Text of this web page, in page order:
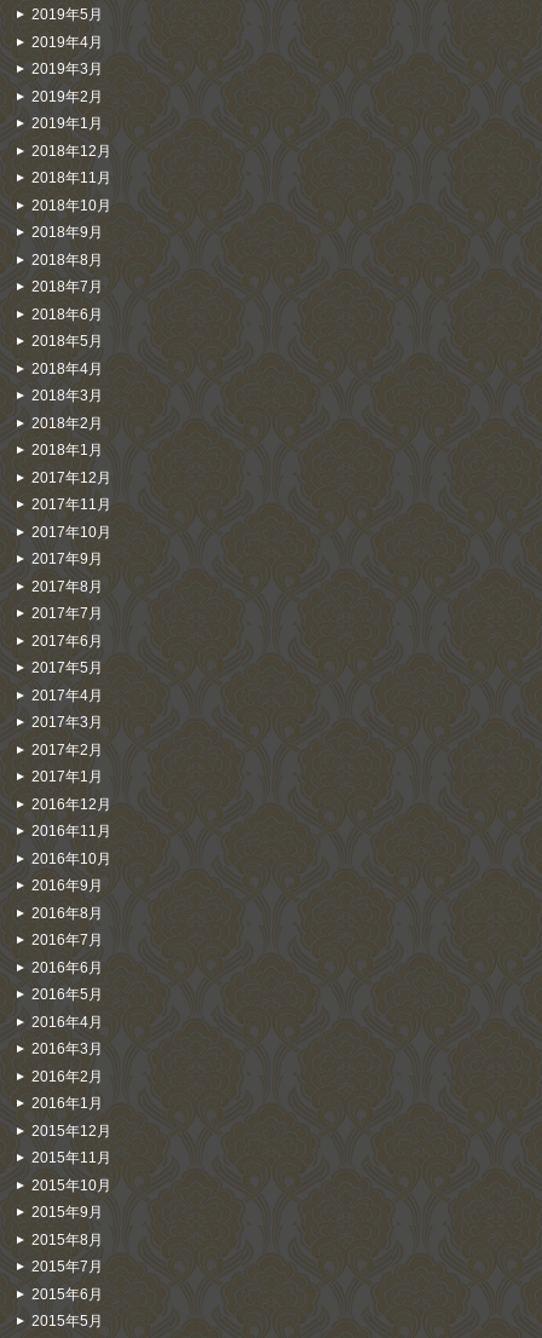
2019年5月
2019年4月
2019年3月
2019年2月
2019年1月
2018年12月
2018年11月
2018年10月
2018年9月
2018年8月
2018年7月
2018年6月
2018年5月
2018年4月
2018年3月
2018年2月
2018年1月
2017年12月
2017年11月
2017年10月
2017年9月
2017年8月
2017年7月
2017年6月
2017年5月
2017年4月
2017年3月
2017年2月
2017年1月
2016年12月
2016年11月
2016年10月
2016年9月
2016年8月
2016年7月
2016年6月
2016年5月
2016年4月
2016年3月
2016年2月
2016年1月
2015年12月
2015年11月
2015年10月
2015年9月
2015年8月
2015年7月
2015年6月
2015年5月